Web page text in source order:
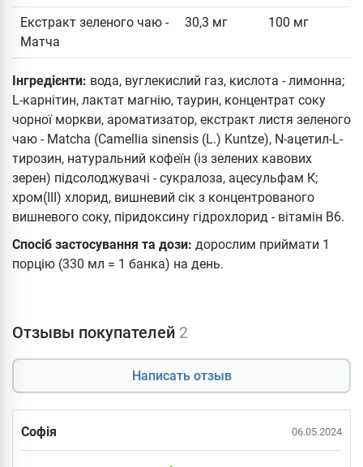
Екстракт зеленого чаю -
Матча
30,3 мг 100 мг
Інгредієнти: вода, вуглекислий газ, кислота - лимонна;
L-карнітин, лактат магнію, таурин, концентрат соку
чорної моркви, ароматизатор, екстракт листя зеленого
чаю - Matcha (Camellia sinensis (L.) Kuntze), N-ацетил-L-
тирозин, натуральний кофеїн (із зелених кавових
зерен) підсолоджувачі - сукралоза, ацесульфам К;
хром(ІІІ) хлорид, вишневий сік з концентрованого
вишневого соку, піридоксину гідрохлорид - вітамін В6.
Спосіб застосування та дози: дорослим приймати 1
порцію (330 мл = 1 банка) на день.
Отзывы покупателей 2
Написать отзыв
Софія 06.05.2024